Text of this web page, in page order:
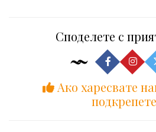
Споделете с
Ако харесвате